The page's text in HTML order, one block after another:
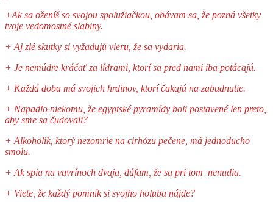
+Ak sa oženíš so svojou spolužiačkou, obávam sa, že pozná všetky
tvoje vedomostné slabiny.
+ Aj zlé skutky si vyžadujú vieru, že sa vydaria.
+ Je nemúdre kráčať za lídrami, ktorí sa pred nami iba potácajú.
+ Každá doba má svojich hrdinov, ktorí čakajú na zabudnutie.
+ Napadlo niekomu, že egyptské pyramídy boli postavené len preto,
aby sme sa čudovali?
+ Alkoholik, ktorý nezomrie na cirhózu pečene, má jednoducho
smolu.
+ Ak spia na vavrínoch dvaja, dúfam, že sa pri tom nenudia.
+ Viete, že každý pomník si svojho holuba nájde?